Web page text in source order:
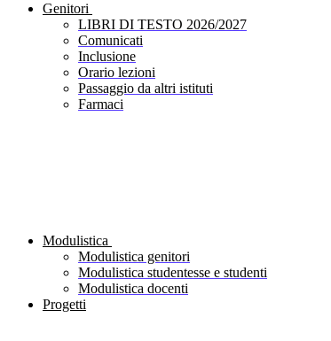
Genitori
LIBRI DI TESTO 2026/2027
Comunicati
Inclusione
Orario lezioni
Passaggio da altri istituti
Farmaci
Modulistica
Modulistica genitori
Modulistica studentesse e studenti
Modulistica docenti
Progetti